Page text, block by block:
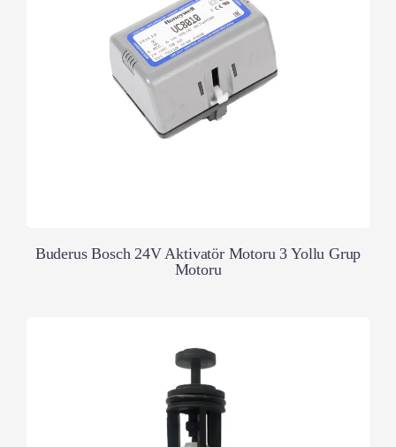
Buderus Bosch 24V Aktivatör Motoru 3 Yollu Grup
Motoru